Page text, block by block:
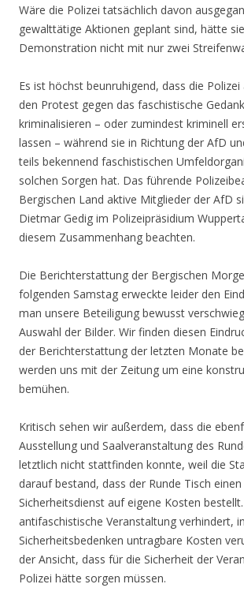
Wäre die Polizei tatsächlich davon
gewalttätige Aktionen geplant sind, hätte
Demonstration nicht mit nur zwei
Es ist höchst beunruhigend, dass die
den Protest gegen das faschistische
kriminalisieren – oder zumindest kriminell
lassen – während sie in Richtung der AfD
teils bekennend faschistischen
solchen Sorgen hat. Das führende
Bergischen Land aktive Mitglieder der AfD
Dietmar Gedig im Polizeipräsidium
diesem Zusammenhang beachten.
Die Berichterstattung der Bergischen
folgenden Samstag erweckte leider den
man unsere Beteiligung bewusst
Auswahl der Bilder. Wir finden diesen
der Berichterstattung der letzten Monate
werden uns mit der Zeitung um eine
bemühen.
Kritisch sehen wir außerdem, dass die
Ausstellung und Saalveranstaltung des
letztlich nicht stattfinden konnte, weil die
darauf bestand, dass der Runde Tisch
Sicherheitsdienst auf eigene Kosten
antifaschistische Veranstaltung verhindert,
Sicherheitsbedenken untragbare Kosten
der Ansicht, dass für die Sicherheit der
Polizei hätte sorgen müssen.